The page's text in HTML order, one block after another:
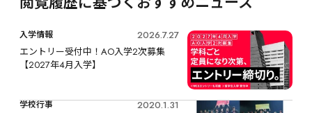
入学情報
2026.7.27
エントリー受付中！AO入学2次募集
【2027年4月入学】
学校行事
2020.1.31